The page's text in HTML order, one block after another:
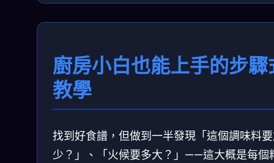
廚房小白也能上手的步驟
教學
找到好食譜，但做到一半發現「這個調味料
少？」、「火候要多大？」——這大概是每個